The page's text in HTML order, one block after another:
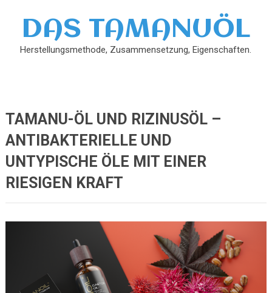
DAS TAMANUÖL
Herstellungsmethode, Zusammensetzung, Eigenschaften.
TAMANU-ÖL UND RIZINUSÖL –
ANTIBAKTERIELLE UND
UNTYPISCHE ÖLE MIT EINER
RIESIGEN KRAFT